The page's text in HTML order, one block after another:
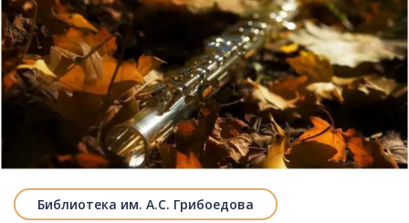
Библиотека им. А.С. Грибоедова